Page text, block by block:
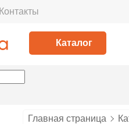
Контакты
Каталог
Главная страница